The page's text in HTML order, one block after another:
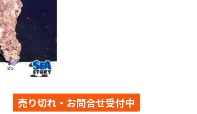
売り切れ・お問合せ受付中